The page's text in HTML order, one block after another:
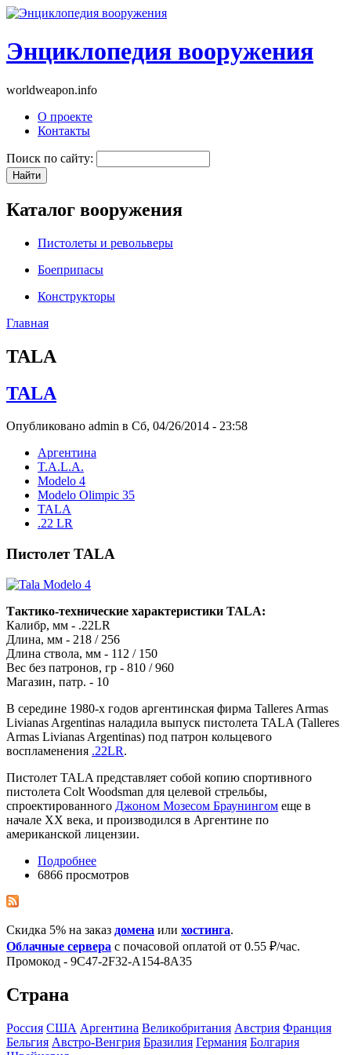
Энциклопедия вооружения
worldweapon.info
О проекте
Контакты
Поиск по сайту:
Каталог вооружения
Пистолеты и револьверы
Боеприпасы
Конструкторы
Главная
TALA
TALA
Опубликовано admin в Сб, 04/26/2014 - 23:58
Аргентина
T.A.L.A.
Modelo 4
Modelo Olimpic 35
TALA
.22 LR
Пистолет TALA
Тактико-технические характеристики TALA:
Калибр, мм - .22LR
Длина, мм - 218 / 256
Длина ствола, мм - 112 / 150
Вес без патронов, гр - 810 / 960
Магазин, патр. - 10
В середине 1980-х годов аргентинская фирма Talleres Armas
Livianas Argentinas наладила выпуск пистолета TALA (Talleres
Armas Livianas Argentinas) под патрон кольцевого
воспламенения .22LR.
Пистолет TALA представляет собой копию спортивного
пистолета Colt Woodsman для целевой стрельбы,
спроектированного Джоном Мозесом Браунингом еще в
начале ХХ века, и производился в Аргентине по
американской лицензии.
Подробнее
6866 просмотров
Скидка 5% на заказ домена или хостинга.
Облачные сервера с почасовой оплатой от 0.55 ₽/час.
Промокод - 9C47-2F32-A154-8A35
Страна
Росcия США Аргентина Великобритания Австрия Франция
Бельгия Австро-Венгрия Бразилия Германия Болгария